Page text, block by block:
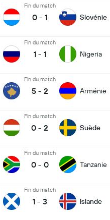
Fin du match
0 - 1 Slovénie
Fin du match
1 - 1 Nigeria
Fin du match
5 - 2 Arménie
Fin du match
0 - 2 Suède
Fin du match
0 - 0 Tanzanie
Fin du match
1 - 3 Islande